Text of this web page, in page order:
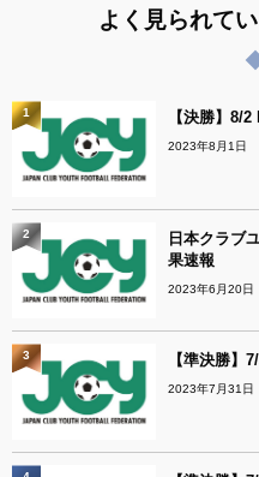
よく見られて
【決勝】8/
2023年8月1日
1
日本クラブ
果速報
2023年6月20日
2
【準決勝】
2023年7月31日
3